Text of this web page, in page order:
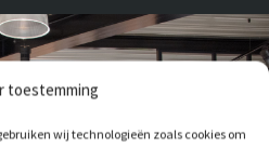
toestemming
wij technologieën zoals cookies om